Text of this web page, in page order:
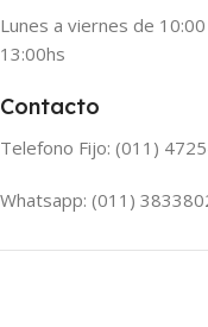
Lunes a viernes de
13:00hs
Contacto
Telefono Fijo: (011)
Whatsapp: (011)